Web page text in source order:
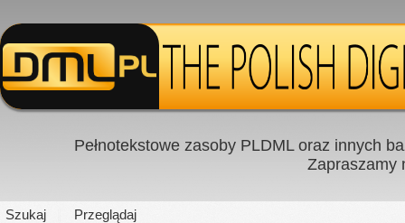
Pełnotekstowe zasoby PLDML oraz innych
Zapraszamy
Szukaj Przeglądaj